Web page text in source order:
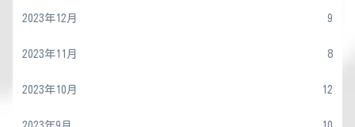
2023年12月 9
2023年11月 8
2023年10月 12